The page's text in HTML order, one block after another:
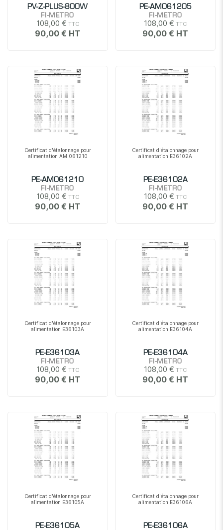
PV-Z-PLUS-800W
FI-METRO
108,00 €
90,00 €
PE-AM061205
FI-METRO
108,00 €
90,00 €
Certificat d'étalonnage pour
alimentation AM 061210
PE-AM061210
FI-METRO
108,00 €
90,00 €
Certificat d'étalonnage pour
alimentation E36102A
PE-E36102A
FI-METRO
108,00 €
90,00 €
Certificat d'étalonnage pour
alimentation E36103A
PE-E36103A
FI-METRO
108,00 €
90,00 €
Certificat d'étalonnage pour
alimentation E36104A
PE-E36104A
FI-METRO
108,00 €
90,00 €
Certificat d'étalonnage pour
alimentation E36105A
PE-E36105A
Certificat d'étalonnage pour
alimentation E36106A
PE-E36106A